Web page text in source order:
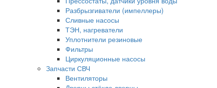
Разбрызгиватели (импеллеры)
Сливные насосы
ТЭН, нагреватели
Уплотнители резиновые
Фильтры
Циркуляционные насосы
Запчасти СВЧ
Вентиляторы